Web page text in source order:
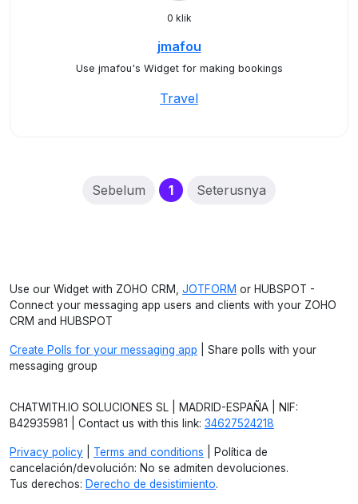
0 klik
jmafou
Use jmafou's Widget for making bookings
Travel
Sebelum 1(current)
Seterusnya
Use our Widget with ZOHO CRM, JOTFORM or HUBSPOT -
Connect your messaging app users and clients with your ZOHO
CRM and HUBSPOT
Create Polls for your messaging app | Share polls with your
messaging group
CHATWITH.IO SOLUCIONES SL | MADRID-ESPAÑA | NIF:
B42935981 | Contact us with this link: 34627524218
Privacy policy Terms and conditions | Política de
cancelación/devolución: No se admiten devoluciones.
Tus derechos: Derecho de desistimiento.